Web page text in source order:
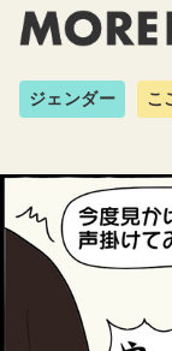
ジェンダー こ